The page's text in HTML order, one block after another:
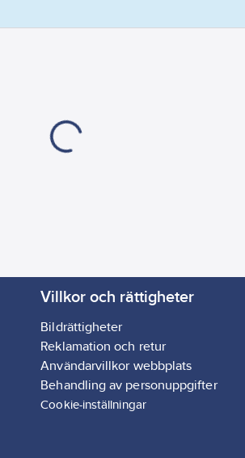
Villkor och rättigheter
Bildrättigheter
Reklamation och retur
Användarvillkor webbplats
Behandling av personuppgifter
Cookie-inställningar